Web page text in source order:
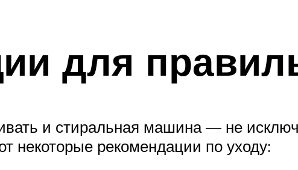
для
и стиральная машина — не
некоторые рекомендации по уходу: